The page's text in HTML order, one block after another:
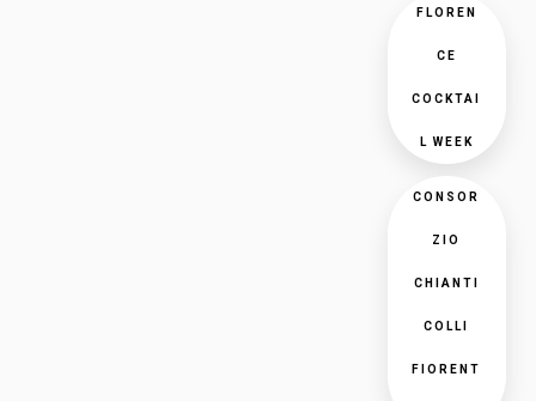
FLOREN
CE
COCKTAI
L WEEK
CONSOR
ZIO
CHIANTI
COLLI
FIORENT